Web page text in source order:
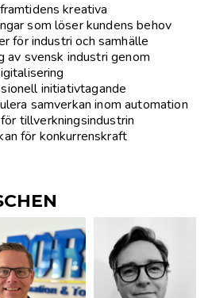
kreativa
som löser kundens behov
för industri och samhälle
av svensk industri genom
initiativtagande
samverkan inom automation
tillverkningsindustrin
för konkurrenskraft